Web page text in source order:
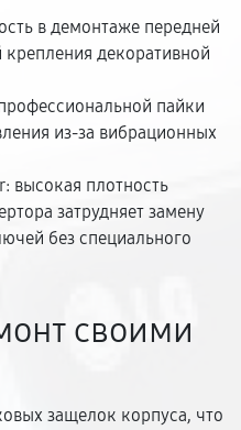
в демонтаже передней
крепления декоративной
пайки
из-за вибрационных
высокая плотность
затрудняет замену
без специального
своими
защелок корпуса, что